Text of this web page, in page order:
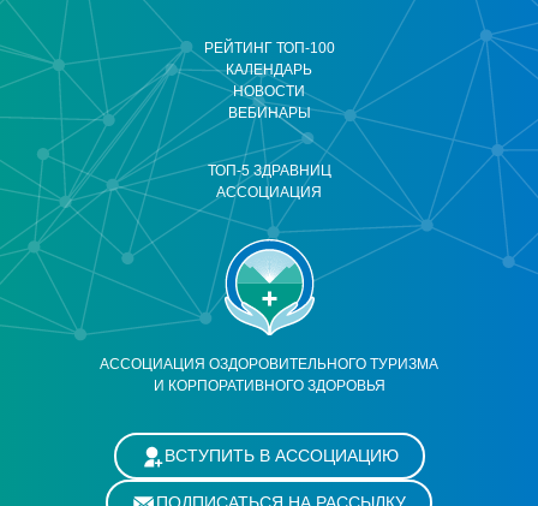
АССОЦИАЦИЯ ОЗДОРОВИТЕЛЬНОГО ТУРИЗМА
И КОРПОРАТИВНОГО ЗДОРОВЬЯ
РЕЙТИНГ ТОП-100
КАЛЕНДАРЬ
НОВОСТИ
ВЕБИНАРЫ
ТОП-5 ЗДРАВНИЦ
АССОЦИАЦИЯ
ВСТУПИТЬ В АССОЦИАЦИЮ